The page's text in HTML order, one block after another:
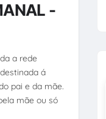
-
a rede
á
pai e da mãe.
mãe ou só